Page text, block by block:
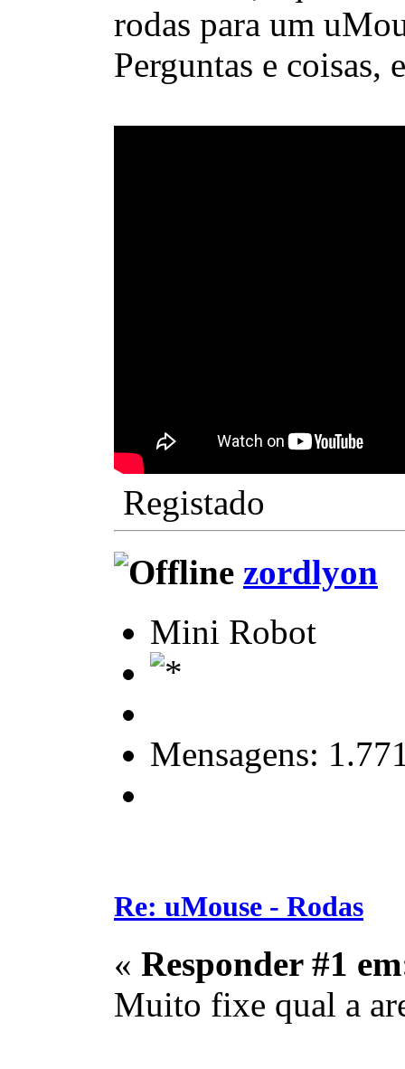
rodas para um
Perguntas e coisas,
Registado
zordlyon
Mini Robot
Mensagens:
Re: uMouse - Rodas
« Responder #1
Muito fixe qual a